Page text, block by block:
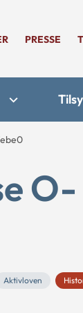
PRESSE
O-
Aktivloven